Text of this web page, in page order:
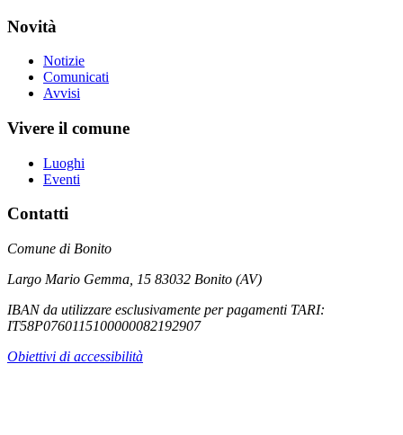
Novità
Notizie
Comunicati
Avvisi
Vivere il comune
Luoghi
Eventi
Contatti
Comune di Bonito
Largo Mario Gemma, 15 83032 Bonito (AV)
IBAN da utilizzare esclusivamente per pagamenti TARI:
IT58P0760115100000082192907
Obiettivi di accessibilità